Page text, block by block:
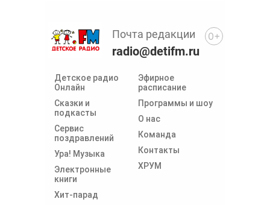
Детское радио
Онлайн
Сказки и
подкасты
Сервис
поздравлений
Ура! Музыка
Электронные
книги
Хит-парад
Эфирное
расписание
Программы и шоу
О нас
Команда
Контакты
ХРУМ
Почта редакции
radio@detifm.ru
0+